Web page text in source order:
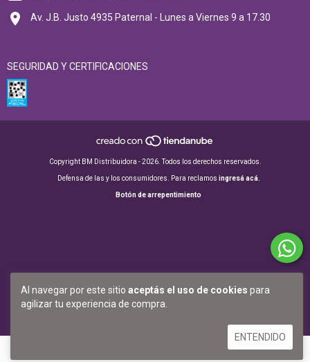
Al navegar por este sitio aceptás el uso de cookies para
agilizar tu experiencia de compra.
ENTENDIDO
Av. J.B. Justo 4935 Paternal - Lunes a Viernes 9 a 17.30
SEGURIDAD Y CERTIFICACIONES
Copyright BM Distribuidora - 2026. Todos los derechos reservados.
Defensa de las y los consumidores. Para reclamos ingresá acá.
Botón de arrepentimiento